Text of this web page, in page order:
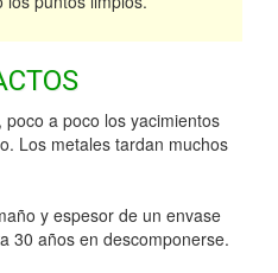
a poco los yacimientos
Los metales tardan muchos
y espesor de un envase
30 años en descomponerse.